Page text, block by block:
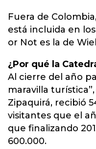
Fuera de
está incluida en
or Not es la de
¿Por qué la
Al cierre del año
maravilla
Zipaquirá, recibió
visitantes que el
que finalizando
600.000.